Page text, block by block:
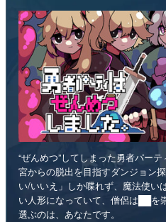
“ぜんめつ”してしまった勇者パー
宮からの脱出を目指すダンジョン
い/いいえ」しか喋れず、魔法使い
い人形になっていて、僧侶は██を
選ぶのは、あなたです。